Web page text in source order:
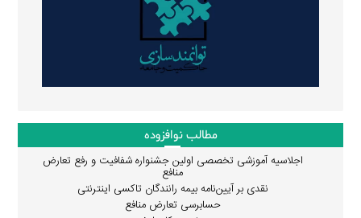
مطالب نوافزوده
اجلاسیه آموزشی تخصصی اولین جشنواره شفافیت و رفع تعارض
منافع
نقدی بر آیین‌نامه بیمه رانندگان تاکسی اینترنتی
حسابرسی تعارض منافع